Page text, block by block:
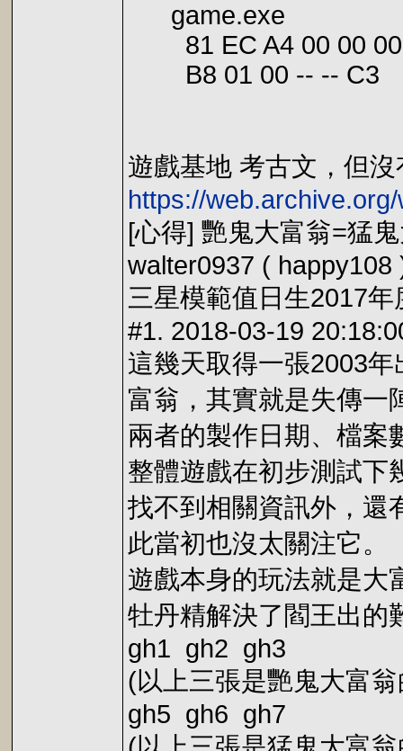
game.exe
81 EC A4 00 00 00
B8 01 00 -- -- C3
遊戲基地 考古文，但
https://
[心得] 艷鬼大富翁=猛
walter0937 ( happy108
三星模範值日生2017
#1. 2018-03-19
這幾天取得一張2003
富翁，其實就是失傳一
兩者的製作日期、檔案
整體遊戲在初步測試下
找不到相關資訊外，還
此當初也沒太關注它。
遊戲本身的玩法就是大
牡丹精解決了閻王出的
gh1 gh2 gh3
(以上三張是艷鬼大富
gh5 gh6 gh7